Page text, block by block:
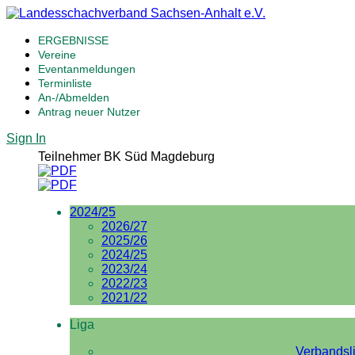
ERGEBNISSE
Vereine
Eventanmeldungen
Terminliste
An-/Abmelden
Antrag neuer Nutzer
Sign In
Teilnehmer BK Süd Magdeburg
2024/25
2026/27
2025/26
2024/25
2023/24
2022/23
2021/22
Liga